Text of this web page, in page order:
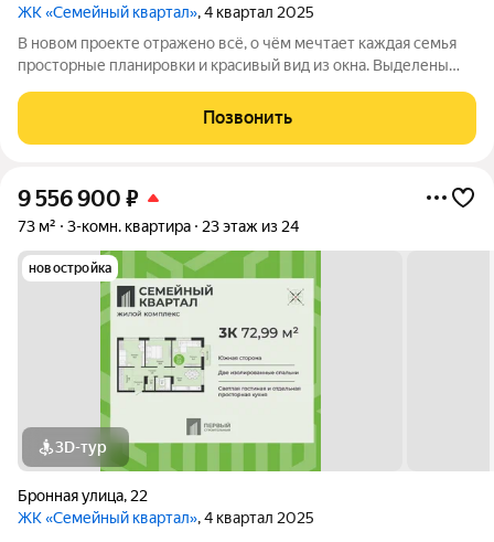
ЖК «Семейный квартал», 4 квартал 2025
В новом проекте отражено всё, о чём мечтает каждая семья
просторные планировки и красивый вид из окна. Выделены
уютная придомовая территория, где каждому найдётся место,
а также приятная
Позвонить
9 556 900 ₽
73 м² 3-комн. квартира 23 этаж из 24
новостройка
3D-тур
Бронная улица, 22
ЖК «Семейный квартал», 4 квартал 2025